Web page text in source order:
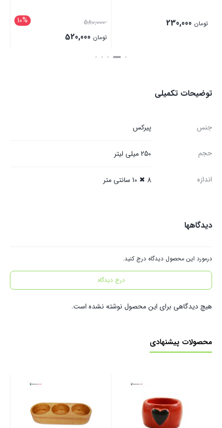
تومان 10% 580,000
تومان
توضیحات تکمیلی
جنس پیرکس
حجم 250 میلی لیتر
اندازه 8 ✖ 10 سانتی متر
دیدگاهها
درمورد این محصول دیدگاه درج کنید.
درج دیدگاه
هیچ دیدگاهی برای این محصول نوشته نشده است.
محصولات پیشنهادی